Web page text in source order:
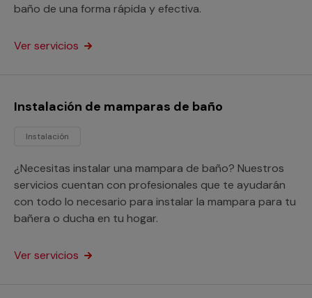
baño de una forma rápida y efectiva.
Ver servicios
Instalación de mamparas de baño
Instalación
¿Necesitas instalar una mampara de baño? Nuestros
servicios cuentan con profesionales que te ayudarán
con todo lo necesario para instalar la mampara para tu
bañera o ducha en tu hogar.
Ver servicios